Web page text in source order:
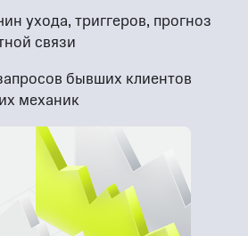
ухода, триггеров, прогноз
связи
бывших клиентов
механик